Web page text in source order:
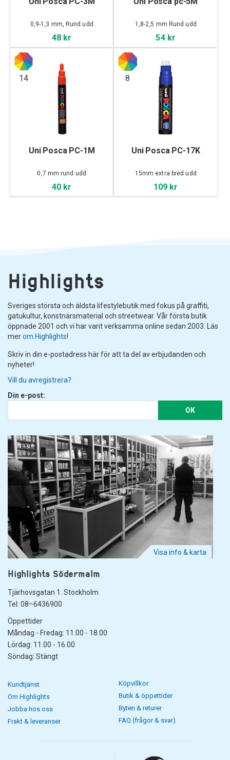
0,9-1,3 mm, Rund udd
48 kr
1,8-2,5 mm Rund udd
54 kr
14
Uni Posca PC-1M
0,7 mm rund udd
40 kr
8
Uni Posca PC-17K
15mm extra bred udd
109 kr
Highlights
Sveriges största och äldsta lifestylebutik med fokus på graffiti,
gatukultur, konstnärsmaterial och streetwear. Vår första butik
öppnade 2001 och vi har varit verksamma online sedan 2003. Läs
merom Highlights!
Skriv in din e-postadress här för att ta del av erbjudanden och
nyheter!
Vill du avregistrera?
Din e-post:
OK
Visa info & karta
Highlights Södermalm
Tjärhovsgatan 1. Stockholm
Tel: 08–6436900
Öppettider
Måndag - Fredag: 11.00 - 18.00
Lördag: 11.00 - 16.00
Söndag: Stängt
Kundtjänst
Om Highlights
Jobba hos oss
Frakt & leveranser
Köpvillkor
Butik & öppettider
Byten & returer
FAQ (frågor & svar)